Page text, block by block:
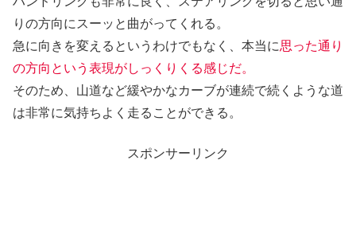
りの方向にスーッと曲がってくれる。
急に向きを変えるというわけでもなく、本当に思った通り
の方向という表現がしっくりくる感じだ。
そのため、山道など緩やかなカーブが連続で続くような道
は非常に気持ちよく走ることができる。
スポンサーリンク